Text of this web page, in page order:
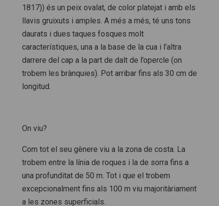
1817)) és un peix ovalat, de color platejat i amb els
llavis gruixuts i amples. A més a més, té uns tons
daurats i dues taques fosques molt
característiques, una a la base de la cua i l’altra
darrere del cap a la part de dalt de l’opercle (on
trobem les brànquies). Pot arribar fins als 30 cm de
longitud.
On viu?
Com tot el seu gènere viu a la zona de costa. La
trobem entre la línia de roques i la de sorra fins a
una profunditat de 50 m. Tot i que el trobem
excepcionalment fins als 100 m viu majoritàriament
a les zones superficials.